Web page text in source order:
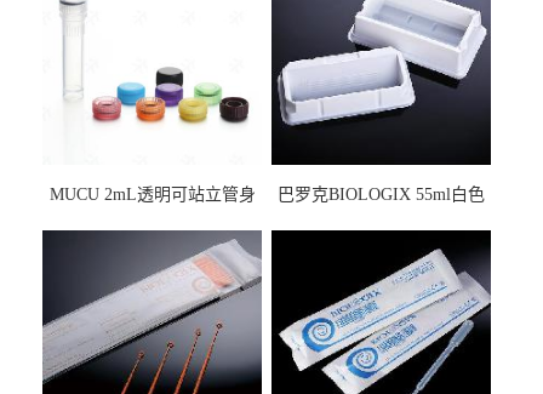
MUCU 2mL透明可站立管身
巴罗克BIOLOGIX 55ml白色
马射线灭菌25-0051